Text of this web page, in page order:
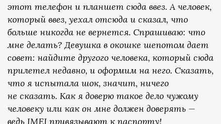
этот телефон и планшет сюда ввез. А человек,
который ввез, уехал отсюда и сказал, что
больше никогда не вернется. Спрашиваю: что
мне делать? Девушка в окошке шепотом дает
совет: найдите другого человека, который сюда
прилетел недавно, и оформим на него. Сказать,
что я испытала шок, значит, ничего
не сказать. Как я доверю такое дело чужому
человеку или как он мне должен доверять —
ведь IMEI привязывают к паспорту!